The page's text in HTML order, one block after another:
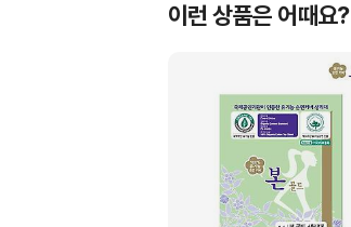
이런 상품은 어때요?